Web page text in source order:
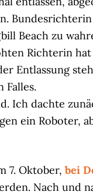
Beach zu
Richterin
Entlassung
Falles.
Ich dachte
ein Roboter,
7. Oktober, bei
Nach und